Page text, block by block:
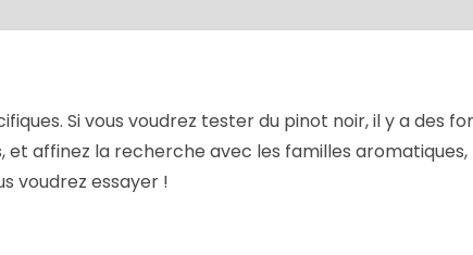
Si vous voudrez tester du pinot noir, il y a des
et affinez la recherche avec les familles
voudrez essayer !